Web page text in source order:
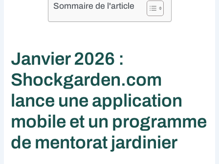
Sommaire de l'article
Janvier 2026 :
Shockgarden.com
lance une application
mobile et un programme
de mentorat jardinier